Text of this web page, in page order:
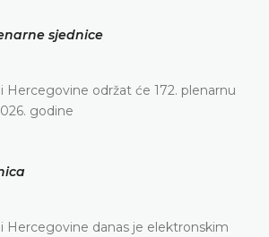
sjednice
Hercegovine održat će 172. plenarnu
godine
Hercegovine danas je elektronskim